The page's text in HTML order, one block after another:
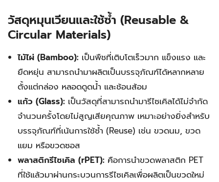
วัสดุหมุนเวียนและใช้ซ้ำ (Reusable &
Circular Materials)
ไม้ไผ่ (Bamboo): เป็นพืชที่เติบโตเร็วมาก แข็งแรง และ
ยืดหยุ่น สามารถนำมาผลิตเป็นบรรจุภัณฑ์ได้หลากหลาย
ตั้งแต่กล่อง หลอดดูดน้ำ และช้อนส้อม
แก้ว (Glass): เป็นวัสดุที่สามารถนำมารีไซเคิลได้ไม่จำกัด
จำนวนครั้งโดยไม่สูญเสียคุณภาพ เหมาะอย่างยิ่งสำหรับ
บรรจุภัณฑ์ที่เน้นการใช้ซ้ำ (Reuse) เช่น ขวดนม, ขวด
แยม หรือขวดซอส
พลาสติกรีไซเคิล (rPET): คือการนำขวดพลาสติก PET
ที่ใช้แล้วมาผ่านกระบวนการรีไซเคิลเพื่อผลิตเป็นขวดใหม่